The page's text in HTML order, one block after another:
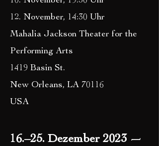
12. November, 14:30 Uhr
Mahalia Jackson Theater for the
Performing Arts
1419 Basin St.
New Orleans, LA 70116
USA
16.–25. Dezember 2023 —